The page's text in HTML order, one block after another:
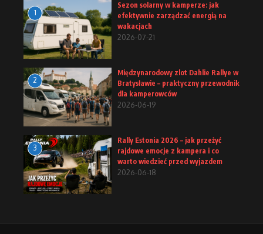
1
Sezon solarny w kamperze: jak
efektywnie zarządzać energią na
wakacjach
2026-07-21
2
Międzynarodowy zlot Dahlie Rallye w
Bratysławie – praktyczny przewodnik
dla kamperowców
2026-06-19
3
Rally Estonia 2026 – jak przeżyć
rajdowe emocje z kampera i co
warto wiedzieć przed wyjazdem
2026-06-18